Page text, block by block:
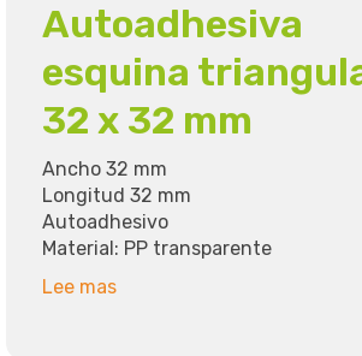
Autoadhesiva
esquina
32 x 32 mm
Ancho 32 mm
Longitud 32 mm
Autoadhesivo
Material: PP transparente
Lee mas